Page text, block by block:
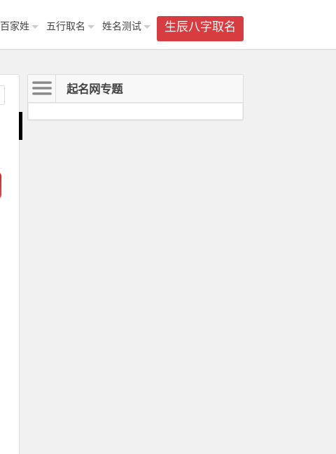
生辰八字取名
百家姓 五行取名 姓名测试
起名网专题